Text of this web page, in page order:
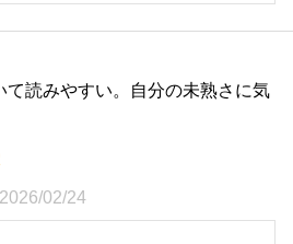
て読みやすい。自分の未熟さに気
2026/02/24